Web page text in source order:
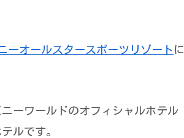
ーオールスタースポーツリゾート に
ーワールドのオフィシャルホテル
ルです。